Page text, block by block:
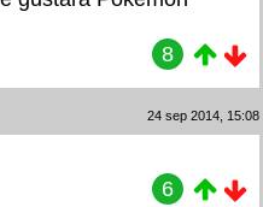
8
24 sep 2014, 15:08
6